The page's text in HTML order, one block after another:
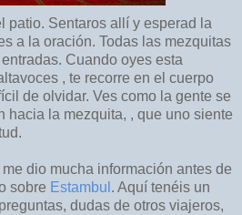
patio. Sentaros allí y esperad la
a la oración. Todas las mezquitas
Cuando oyes esta
, te recorre en el cuerpo
de olvidar. Ves como la gente se
hacia la mezquita, , que uno siente
dio mucha información antes de
sobre Estambul . Aquí tenéis un
dudas de otros viajeros,